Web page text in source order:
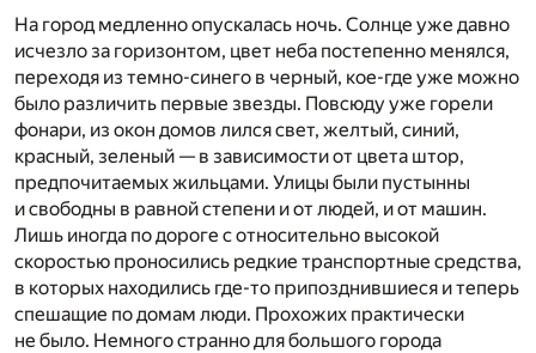
На город медленно опускалась ночь. Солнце уже давно
исчезло за горизонтом, цвет неба постепенно менялся,
переходя из темно-синего в черный, кое-где уже можно
было различить первые звезды. Повсюду уже горели
фонари, из окон домов лился свет, желтый, синий,
красный, зеленый — в зависимости от цвета штор,
предпочитаемых жильцами. Улицы были пустынны
и свободны в равной степени и от людей, и от машин.
Лишь иногда по дороге с относительно высокой
скоростью проносились редкие транспортные средства,
в которых находились где-то припозднившиеся и теперь
спешащие по домам люди. Прохожих практически
не было. Немного странно для большого города